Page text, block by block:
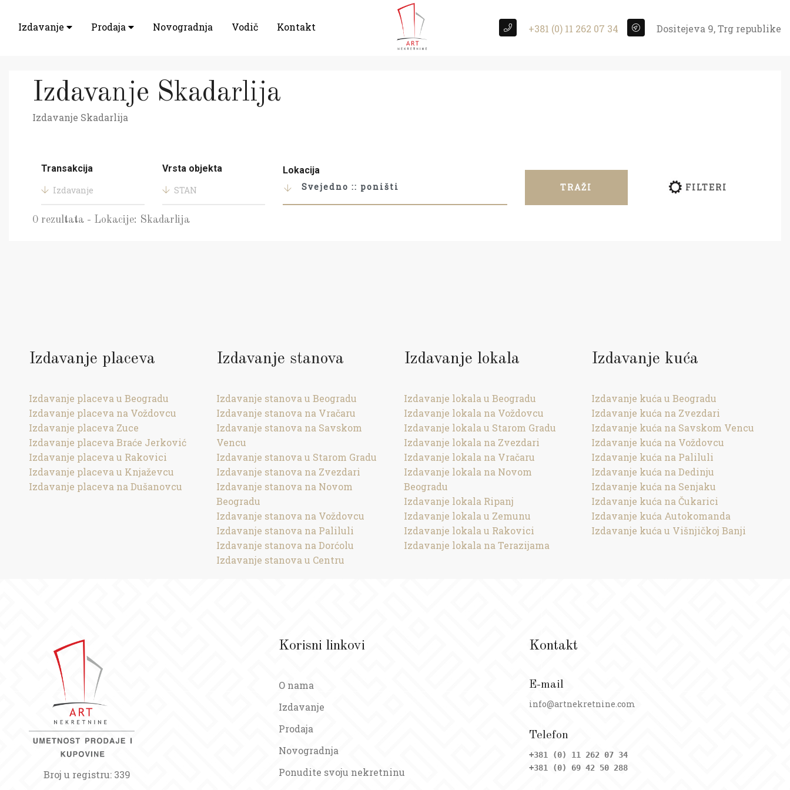
Izdavanje Prodaja Novogradnja Vodič Kontakt +381 (0) 11 262 07 34 Dositejeva 9, Trg republike
Izdavanje Skadarlija
Izdavanje Skadarlija
Transakcija
Izdavanje
Vrsta objekta
STAN
Lokacija
Svejedno :: poništi
TRAŽI FILTERI
0 rezultata - Lokacije: Skadarlija
Izdavanje placeva
Izdavanje placeva u Beogradu
Izdavanje placeva na Voždovcu
Izdavanje placeva Zuce
Izdavanje placeva Braće Jerković
Izdavanje placeva u Rakovici
Izdavanje placeva u Knjaževcu
Izdavanje placeva na Dušanovcu
Izdavanje stanova
Izdavanje stanova u Beogradu
Izdavanje stanova na Vračaru
Izdavanje stanova na Savskom
Vencu
Izdavanje stanova u Starom Gradu
Izdavanje stanova na Zvezdari
Izdavanje stanova na Novom
Beogradu
Izdavanje stanova na Voždovcu
Izdavanje stanova na Paliluli
Izdavanje stanova na Dorćolu
Izdavanje stanova u Centru
Izdavanje lokala
Izdavanje lokala u Beogradu
Izdavanje lokala na Voždovcu
Izdavanje lokala u Starom Gradu
Izdavanje lokala na Zvezdari
Izdavanje lokala na Vračaru
Izdavanje lokala na Novom
Beogradu
Izdavanje lokala Ripanj
Izdavanje lokala u Zemunu
Izdavanje lokala u Rakovici
Izdavanje lokala na Terazijama
Izdavanje kuća
Izdavanje kuća u Beogradu
Izdavanje kuća na Zvezdari
Izdavanje kuća na Savskom Vencu
Izdavanje kuća na Voždovcu
Izdavanje kuća na Paliluli
Izdavanje kuća na Dedinju
Izdavanje kuća na Senjaku
Izdavanje kuća na Čukarici
Izdavanje kuća Autokomanda
Izdavanje kuća u Višnjičkoj Banji
Broj u registru: 339
Korisni linkovi
O nama
Izdavanje
Prodaja
Novogradnja
Ponudite svoju nekretninu
Kontakt
E-mail
info@artnekretnine.com
Telefon
+381 (0) 11 262 07 34
+381 (0) 69 42 50 288